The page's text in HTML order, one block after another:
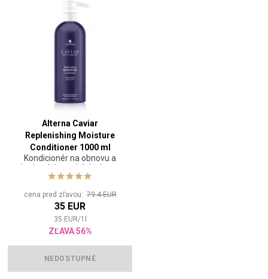
Alterna Caviar
Replenishing Moisture
Conditioner 1000 ml
Kondicionér na obnovu a
hydratáciu suchých vlasov
cena pred zľavou:79.4 EUR
35 EUR
35 EUR/1
ZĽAVA 56%
NEDOSTUPNÉ